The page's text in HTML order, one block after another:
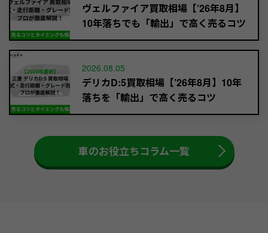
ヴェルファイア買取相場【’26年8月】
10年落ちでも「輸出」で高く売るコツ
2026.08.05
デリカD:5買取相場【’26年8月】10年
落ちを「輸出」で高く売るコツ
車のお役立ちコラム一覧